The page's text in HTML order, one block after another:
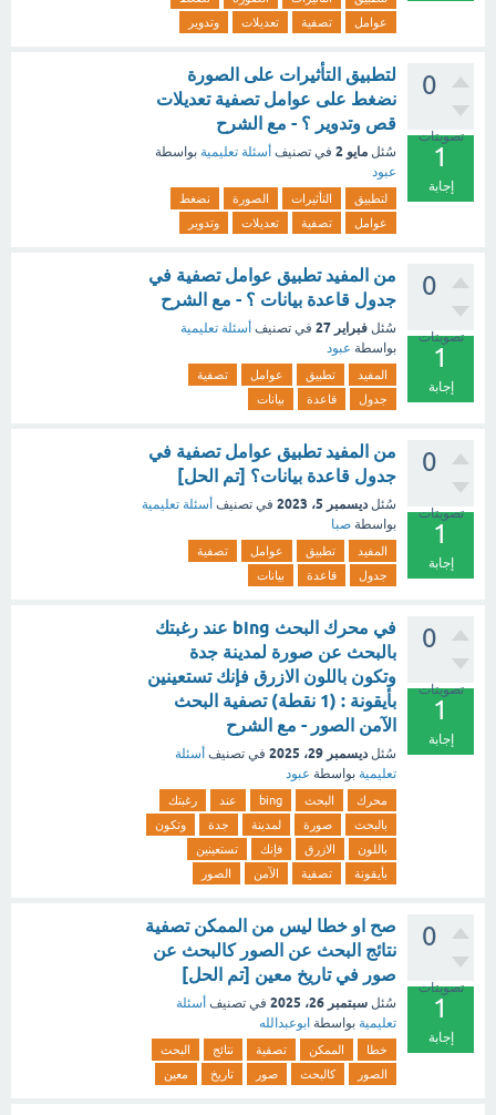
عوامل
تصفية تعديلات وتدوير
0
تصويتات
1
إجابة
لتطبيق التأثيرات على الصورة
نضغط على عوامل تصفية تعديلات
قص وتدوير ؟ - مع الشرح
سُئل مايو 2 في تصنيف أسئلة تعليمية بواسطة
عبود
لتطبيق التأثيرات الصورة
نضغط
عوامل
تصفية تعديلات وتدوير
0
تصويتات
1
إجابة
من المفيد تطبيق عوامل تصفية في
جدول قاعدة بيانات ؟ - مع الشرح
سُئل فبراير 27 في تصنيف أسئلة تعليمية
بواسطة عبود
المفيد تطبيق عوامل
تصفية
جدول
قاعدة بيانات
0
تصويتات
1
إجابة
من المفيد تطبيق عوامل تصفية في
جدول قاعدة بيانات؟ [تم الحل]
سُئل ديسمبر 5، 2023 في تصنيف أسئلة تعليمية
بواسطة صبا
المفيد تطبيق عوامل
تصفية
جدول
قاعدة بيانات
0
تصويتات
1
إجابة
في محرك البحث bing عند رغبتك
بالبحث عن صورة لمدينة جدة
وتكون باللون الازرق فإنك تستعينين
بأيقونة : (1 نقطة) تصفية البحث
الآمن الصور - مع الشرح
سُئل ديسمبر 29، 2025 في تصنيف أسئلة
تعليمية بواسطة عبود
محرك البحث bing عند
رغبتك
بالبحث
صورة لمدينة جدة
وتكون
باللون
الازرق فإنك
تستعينين
بأيقونة
تصفية الآمن الصور
0
تصويتات
1
إجابة
صح او خطا ليس من الممكن تصفية
نتائج البحث عن الصور كالبحث عن
صور في تاريخ معين [تم الحل]
سُئل سبتمبر 26، 2025 في تصنيف أسئلة
تعليمية بواسطة ابوعبدالله
خطا الممكن تصفية نتائج
البحث
الصور
كالبحث صور تاريخ معين